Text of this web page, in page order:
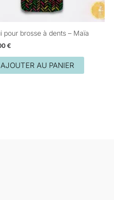
pour brosse à dents – Maïa
€
AJOUTER AU PANIER